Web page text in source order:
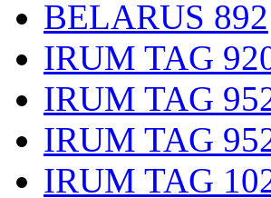
BELARUS 892
IRUM TAG
IRUM TAG
IRUM TAG
IRUM TAG